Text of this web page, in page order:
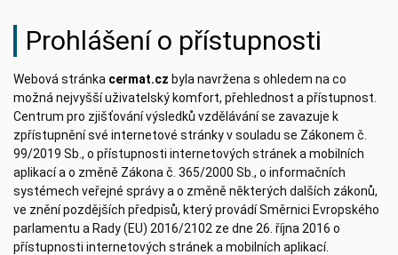
Prohlášení o přístupnosti
Webová stránka cermat.cz byla navržena s ohledem na co
možná nejvyšší uživatelský komfort, přehlednost a přístupnost.
Centrum pro zjišťování výsledků vzdělávání se zavazuje k
zpřístupnění své internetové stránky v souladu se Zákonem č.
99/2019 Sb., o přístupnosti internetových stránek a mobilních
aplikací a o změně Zákona č. 365/2000 Sb., o informačních
systémech veřejné správy a o změně některých dalších zákonů,
ve znění pozdějších předpisů, který provádí Směrnici Evropského
parlamentu a Rady (EU) 2016/2102 ze dne 26. října 2016 o
přístupnosti internetových stránek a mobilních aplikací.